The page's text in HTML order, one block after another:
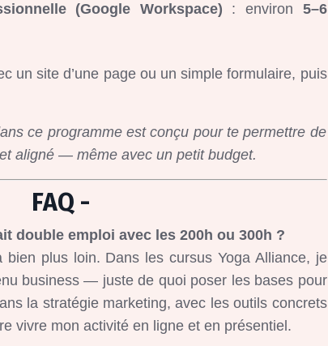
(Google Workspace) : environ 5–6
un site d’une page ou un simple formulaire, puis
ce programme est conçu pour te permettre de
aligné — même avec un petit budget.
FAQ -
double emploi avec les 200h ou 300h ?
plus loin. Dans les cursus Yoga Alliance, je
business — juste de quoi poser les bases pour
la stratégie marketing, avec les outils concrets
vivre mon activité en ligne et en présentiel.